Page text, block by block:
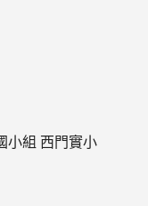
小組 西門實小